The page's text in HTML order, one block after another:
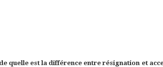
quelle est la différence entre résignation et